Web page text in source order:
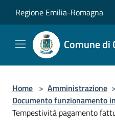
Regione Emilia-Romagna
Comune
Home > Amministrazione >
Documento funzionamento
Tempestività pagamento